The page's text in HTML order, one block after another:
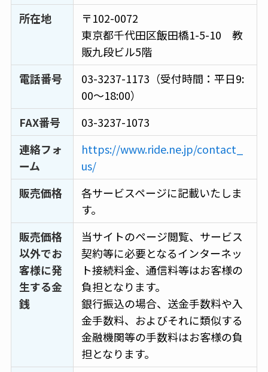
所在地
〒102-0072
東京都千代田区飯田橋1-5-10 教
販九段ビル5階
電話番号
03-3237-1173（受付時間：平日9:
00～18:00）
FAX番号
03-3237-1073
連絡フォ
ーム
https://www.ride.ne.jp/contact_
us/
販売価格
各サービスページに記載いたしま
す。
販売価格
以外でお
客様に発
生する金
銭
当サイトのページ閲覧、サービス
契約等に必要となるインターネッ
ト接続料金、通信料等はお客様の
負担となります。
銀行振込の場合、送金手数料や入
金手数料、およびそれに類似する
金融機関等の手数料はお客様の負
担となります。